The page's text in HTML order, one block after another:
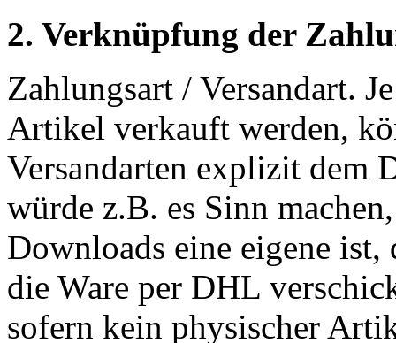
2. Verknüpfung der
Zahlungsart / Versandart.
Artikel verkauft werden,
Versandarten explizit dem
würde z.B. es Sinn
Downloads eine eigene
die Ware per DHL
sofern kein physischer